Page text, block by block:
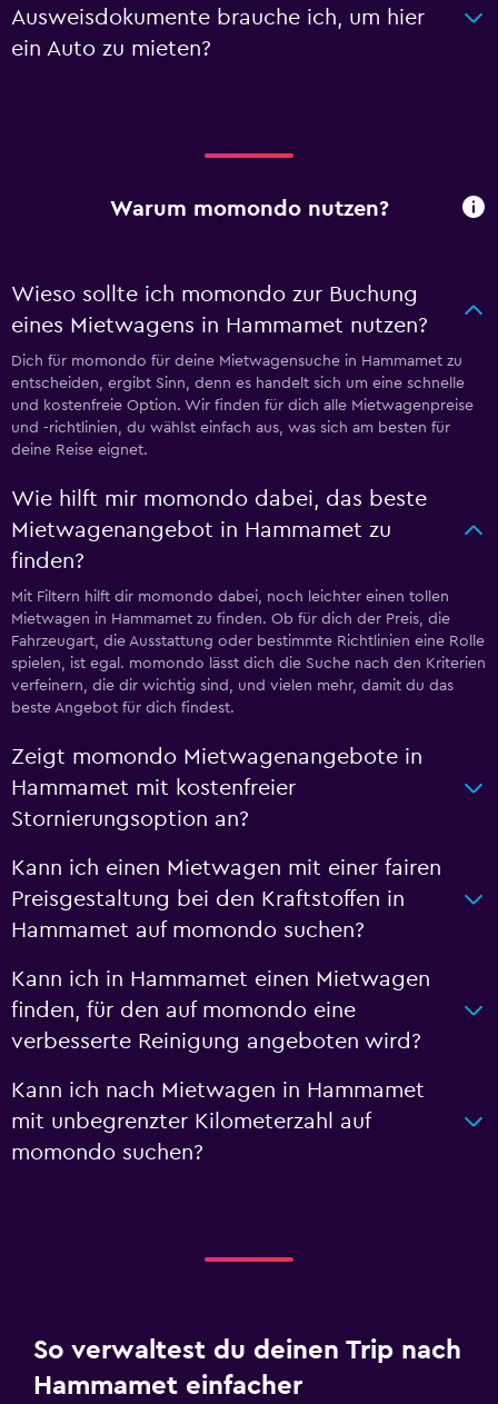
Ausweisdokumente brauche ich, um hier
ein Auto zu mieten?
Warum momondo nutzen?
Wieso sollte ich momondo zur Buchung
eines Mietwagens in Hammamet nutzen?
Dich für momondo für deine Mietwagensuche in Hammamet zu
entscheiden, ergibt Sinn, denn es handelt sich um eine schnelle
und kostenfreie Option. Wir finden für dich alle Mietwagenpreise
und -richtlinien, du wählst einfach aus, was sich am besten für
deine Reise eignet.
Wie hilft mir momondo dabei, das beste
Mietwagenangebot in Hammamet zu
finden?
Mit Filtern hilft dir momondo dabei, noch leichter einen tollen
Mietwagen in Hammamet zu finden. Ob für dich der Preis, die
Fahrzeugart, die Ausstattung oder bestimmte Richtlinien eine Rolle
spielen, ist egal. momondo lässt dich die Suche nach den Kriterien
verfeinern, die dir wichtig sind, und vielen mehr, damit du das
beste Angebot für dich findest.
Zeigt momondo Mietwagenangebote in
Hammamet mit kostenfreier
Stornierungsoption an?
Kann ich einen Mietwagen mit einer fairen
Preisgestaltung bei den Kraftstoffen in
Hammamet auf momondo suchen?
Kann ich in Hammamet einen Mietwagen
finden, für den auf momondo eine
verbesserte Reinigung angeboten wird?
Kann ich nach Mietwagen in Hammamet
mit unbegrenzter Kilometerzahl auf
momondo suchen?
So verwaltest du deinen Trip nach
Hammamet einfacher